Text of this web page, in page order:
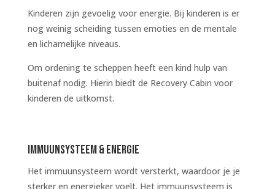
Kinderen zijn gevoelig voor energie. Bij kinderen is er
nog weinig scheiding tussen emoties en de mentale
en lichamelijke niveaus.
Om ordening te scheppen heeft een kind hulp van
buitenaf nodig. Hierin biedt de Recovery Cabin voor
kinderen de uitkomst.
IMMuUNSYSTEEM & ENERGIE
Het immuunsysteem wordt versterkt, waardoor je je
sterker en energieker voelt. Het immuunsysteem is